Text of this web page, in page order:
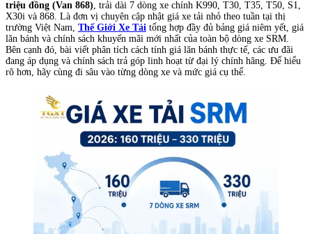
triệu đồng (Van 868) , trải dài 7 dòng xe chính K990, T30, T35, T50, S1,
X30i và 868. Là đơn vị chuyên cập nhật giá xe tải nhỏ theo tuần tại thị
trường Việt Nam, Thế Giới Xe Tải tổng hợp đầy đủ bảng giá niêm yết, giá
lăn bánh và chính sách khuyến mãi mới nhất của toàn bộ dòng xe SRM.
Bên cạnh đó, bài viết phân tích cách tính giá lăn bánh thực tế, các ưu đãi
đang áp dụng và chính sách trả góp linh hoạt từ đại lý chính hãng. Để hiểu
rõ hơn, hãy cùng đi sâu vào từng dòng xe và mức giá cụ thể.